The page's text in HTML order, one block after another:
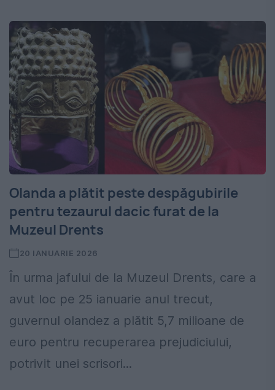
Olanda a plătit peste despăgubirile
pentru tezaurul dacic furat de la
Muzeul Drents
20 IANUARIE 2026
În urma jafului de la Muzeul Drents, care a
avut loc pe 25 ianuarie anul trecut,
guvernul olandez a plătit 5,7 milioane de
euro pentru recuperarea prejudiciului,
potrivit unei scrisori...